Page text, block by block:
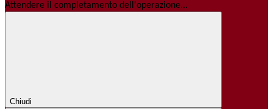
Attendere il completamento dell'operazione...
Chiudi